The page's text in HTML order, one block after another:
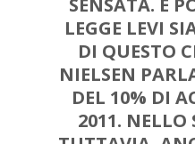
LEGGE LEVI
DI QUESTO
NIELSEN
DEL 10% DI
2011. NELLO